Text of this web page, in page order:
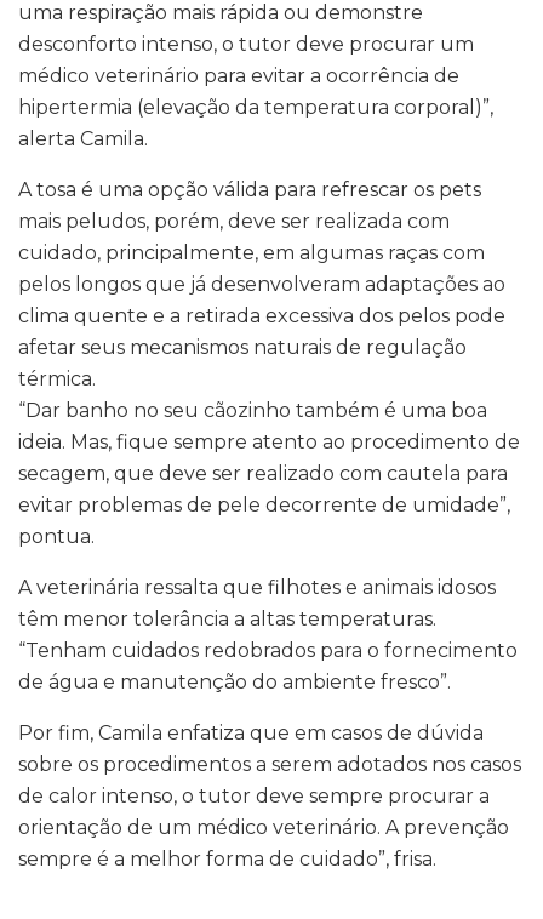
uma respiração mais rápida ou demonstre
desconforto intenso, o tutor deve procurar um
médico veterinário para evitar a ocorrência de
hipertermia (elevação da temperatura corporal)”,
alerta Camila.
A tosa é uma opção válida para refrescar os pets
mais peludos, porém, deve ser realizada com
cuidado, principalmente, em algumas raças com
pelos longos que já desenvolveram adaptações ao
clima quente e a retirada excessiva dos pelos pode
afetar seus mecanismos naturais de regulação
térmica.
“Dar banho no seu cãozinho também é uma boa
ideia. Mas, fique sempre atento ao procedimento de
secagem, que deve ser realizado com cautela para
evitar problemas de pele decorrente de umidade”,
pontua.
A veterinária ressalta que filhotes e animais idosos
têm menor tolerância a altas temperaturas.
“Tenham cuidados redobrados para o fornecimento
de água e manutenção do ambiente fresco”.
Por fim, Camila enfatiza que em casos de dúvida
sobre os procedimentos a serem adotados nos casos
de calor intenso, o tutor deve sempre procurar a
orientação de um médico veterinário. A prevenção
sempre é a melhor forma de cuidado”, frisa.